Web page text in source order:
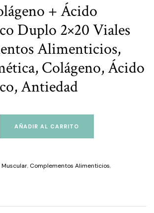
+ Ácido
Duplo 2×20 Viales
Alimenticios,
Colágeno, Ácido
Antiedad
AÑADIR AL CARRITO
, Complementos Alimenticios,